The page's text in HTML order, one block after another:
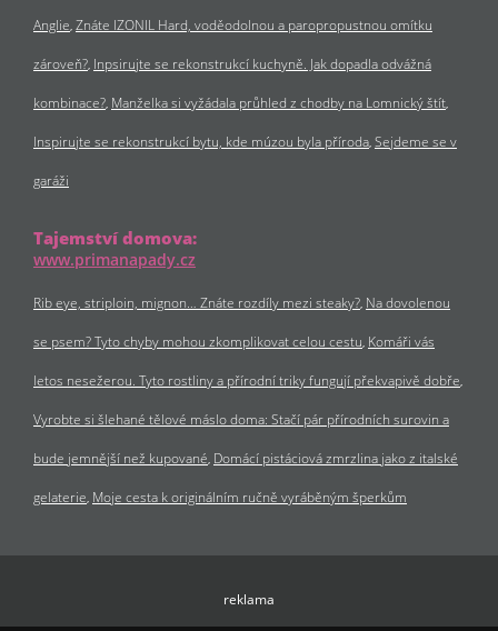
Anglie Znáte IZONIL Hard, voděodolnou a paropropustnou omítku
zároveň? Inpsirujte se rekonstrukcí kuchyně. Jak dopadla odvážná
kombinace? Manželka si vyžádala průhled z chodby na Lomnický štít
Inspirujte se rekonstrukcí bytu, kde múzou byla příroda Sejdeme se v
garáži
Tajemství domova:
www.primanapady.cz
Rib eye, striploin, mignon… Znáte rozdíly mezi steaky? Na dovolenou
se psem? Tyto chyby mohou zkomplikovat celou cestu Komáři vás
letos nesežerou. Tyto rostliny a přírodní triky fungují překvapivě dobře
Vyrobte si šlehané tělové máslo doma: Stačí pár přírodních surovin a
bude jemnější než kupované Domácí pistáciová zmrzlina jako z italské
gelaterie Moje cesta k originálním ručně vyráběným šperkům
reklama